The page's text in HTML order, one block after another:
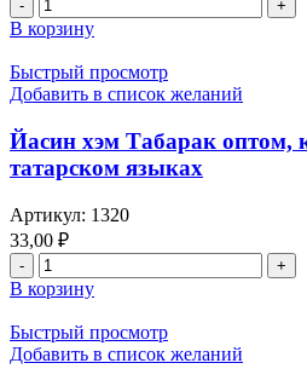
книги
на
языке
с
и комментария
и
объяснения,
Фарид
хазрат
Салман
товара
ёсин
хам
табарак
на
узбекском
языке
В корзину
Быстрый просмотр
Добавить в список желаний
Йасин хэм Табарак оптом,
татарском языках
Артикул: 1320
33,00 ₽
Количество
товара
Йасин
хэм
Табарак
В корзину
Быстрый просмотр
Добавить в список желаний